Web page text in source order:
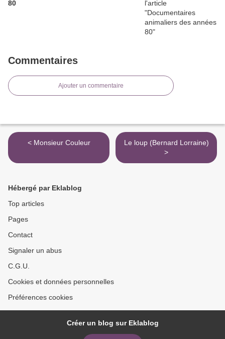
80
Commentaires
Ajouter un commentaire
< Monsieur Couleur
Le loup (Bernard Lorraine)
>
Hébergé par Eklablog
Top articles
Pages
Contact
Signaler un abus
C.G.U.
Cookies et données personnelles
Préférences cookies
Créer un blog sur Eklablog